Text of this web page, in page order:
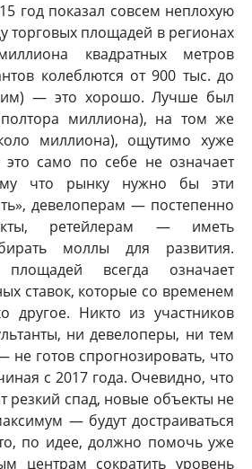
год показал совсем неплохую
торговых площадей в регионах
квадратных метров
колеблются от 900 тыс. до
— это хорошо. Лучше был
миллиона), на том же
миллиона), ощутимо хуже
это само по себе не означает
что рынку нужно бы эти
девелоперам — постепенно
ретейлерам — иметь
моллы для развития.
всегда означает
ставок, которые со временем
другое. Никто из участников
ни девелоперы, ни тем
не готов спрогнозировать, что
с 2017 года. Очевидно, что
резкий спад, новые объекты не
— будут достраиваться
по идее, должно помочь уже
центрам сократить уровень